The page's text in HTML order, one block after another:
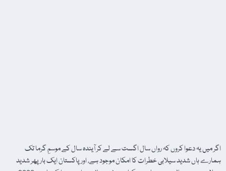
اگر میں یہ دعوا کروں کہ رواں سال اگست سے لے کر آیندہ سال کے موسمِ گرما تک
ہمارے ہاں شدید سیلابی خطرات کا امکان موجود ہے، اور پاکستان ایک بار پھر شدید